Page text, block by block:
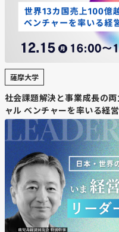
薩摩大学
社会課題解決と事業成長の
ャル ベンチャーを率いる経